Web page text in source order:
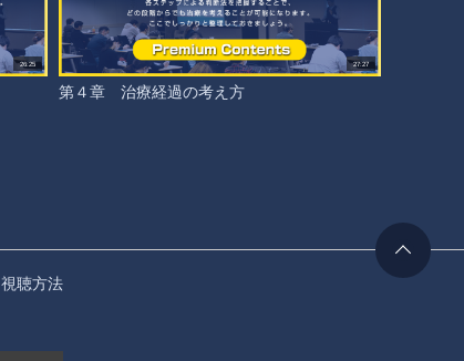
26:25 27:27
第４章 治療経過の考え方
視聴方法